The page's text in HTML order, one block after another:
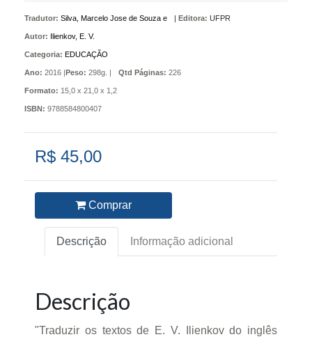
Tradutor: Silva, Marcelo Jose de Souza e
Autor: Ilienkov, E. V.
Editora: UFPR
Categoria: EDUCAÇÃO
Ano: 2016 | Peso: 298g. | Qtd Páginas: 226
Formato: 15,0 x 21,0 x 1,2
ISBN: 9788584800407
R$ 45,00
Comprar
Descrição Informação adicional
Descrição
"Traduzir os textos de E. V. Ilienkov do inglês